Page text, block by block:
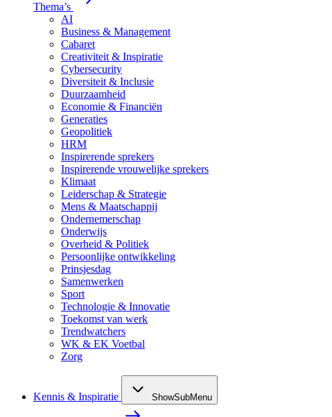
Thema’s
AI
Business & Management
Cabaret
Creativiteit & Inspiratie
Cybersecurity
Diversiteit & Inclusie
Duurzaamheid
Economie & Financiën
Generaties
Geopolitiek
HRM
Inspirerende sprekers
Inspirerende vrouwelijke sprekers
Klimaat
Leiderschap & Strategie
Mens & Maatschappij
Ondernemerschap
Onderwijs
Overheid & Politiek
Persoonlijke ontwikkeling
Prinsjesdag
Samenwerken
Sport
Technologie & Innovatie
Toekomst van werk
Trendwatchers
WK & EK Voetbal
Zorg
Kennis & Inspiratie ShowSubMenu